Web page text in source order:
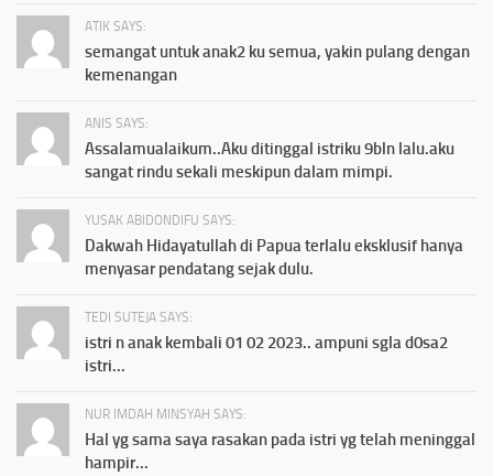
ATIK SAYS:
semangat untuk anak2 ku semua, yakin pulang dengan
kemenangan
ANIS SAYS:
Assalamualaikum..Aku ditinggal istriku 9bln lalu.aku
sangat rindu sekali meskipun dalam mimpi.
YUSAK ABIDONDIFU SAYS:
Dakwah Hidayatullah di Papua terlalu eksklusif hanya
menyasar pendatang sejak dulu.
TEDI SUTEJA SAYS:
istri n anak kembali 01 02 2023.. ampuni sgla d0sa2
istri...
NUR IMDAH MINSYAH SAYS:
Hal yg sama saya rasakan pada istri yg telah meninggal
hampir...